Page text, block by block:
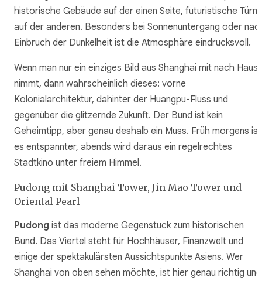
historische Gebäude auf der einen Seite, futuristische
auf der anderen. Besonders bei Sonnenuntergang oder
Einbruch der Dunkelheit ist die Atmosphäre eindrucksvoll.
Wenn man nur ein einziges Bild aus Shanghai mit nach
nimmt, dann wahrscheinlich dieses: vorne
Kolonialarchitektur, dahinter der Huangpu-Fluss und
gegenüber die glitzernde Zukunft. Der Bund ist kein
Geheimtipp, aber genau deshalb ein Muss. Früh morgens ist
es entspannter, abends wird daraus ein regelrechtes
Stadtkino unter freiem Himmel.
Pudong mit Shanghai Tower, Jin Mao Tower und
Oriental Pearl
Pudong ist das moderne Gegenstück zum historischen
Bund. Das Viertel steht für Hochhäuser, Finanzwelt und
einige der spektakulärsten Aussichtspunkte Asiens. Wer
Shanghai von oben sehen möchte, ist hier genau richtig und